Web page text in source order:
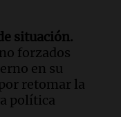
situación.
forzados
en su
retomar la
política